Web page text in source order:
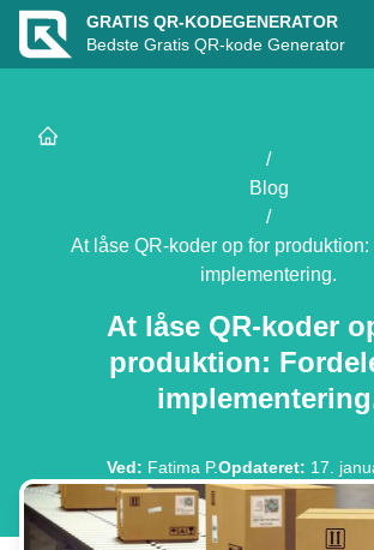
GRATIS QR-KODEGENERATOR
Bedste Gratis QR-kode Generator
/
Blog
/
At låse QR-koder op for
implementering.
At låse QR-koder
produktion:
Ved: Fatima P.Opdateret: 17.